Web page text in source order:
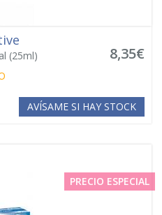
(25ml) 8,35€
AVÍSAME SI HAY STOCK
PRECIO ESPECIAL